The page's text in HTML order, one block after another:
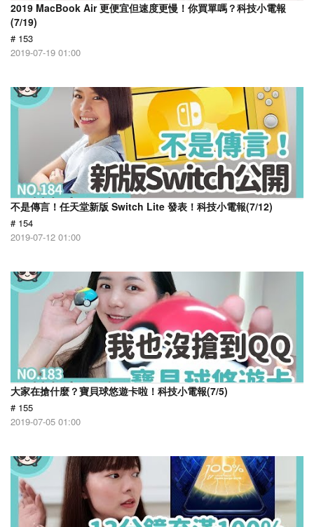
2019 MacBook Air 更便宜但速度更慢！你買單嗎？科技小電報
(7/19)
# 153
2019-07-19 01:00
不是傳言！任天堂新版 Switch Lite 發表！科技小電報(7/12)
# 154
2019-07-12 01:00
大家在搶什麼？寶貝球悠遊卡啦！科技小電報(7/5)
# 155
2019-07-05 01:00